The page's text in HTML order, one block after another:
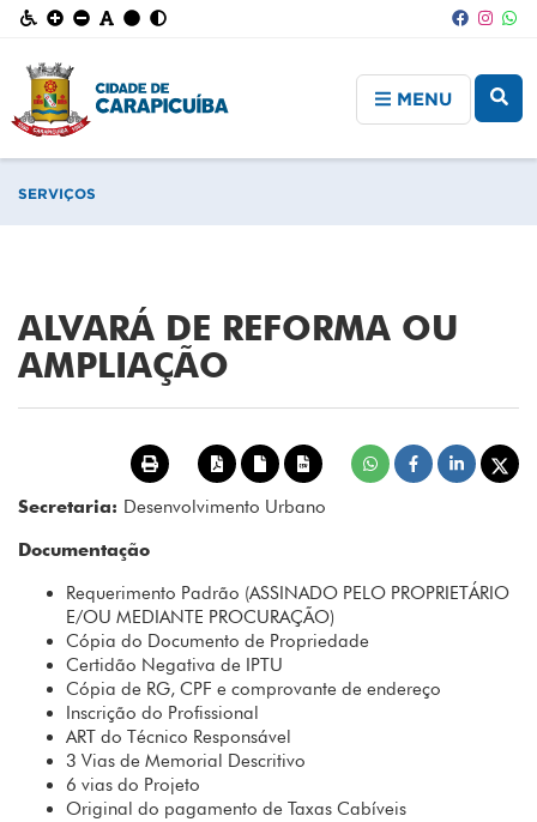
MENU
SERVIÇOS
ALVARÁ DE REFORMA OU
AMPLIAÇÃO
Secretaria: Desenvolvimento Urbano
Documentação
Requerimento Padrão (ASSINADO PELO PROPRIETÁRIO
E/OU MEDIANTE PROCURAÇÃO)
Cópia do Documento de Propriedade
Certidão Negativa de IPTU
Cópia de RG, CPF e comprovante de endereço
Inscrição do Profissional
ART do Técnico Responsável
3 Vias de Memorial Descritivo
6 vias do Projeto
Original do pagamento de Taxas Cabíveis